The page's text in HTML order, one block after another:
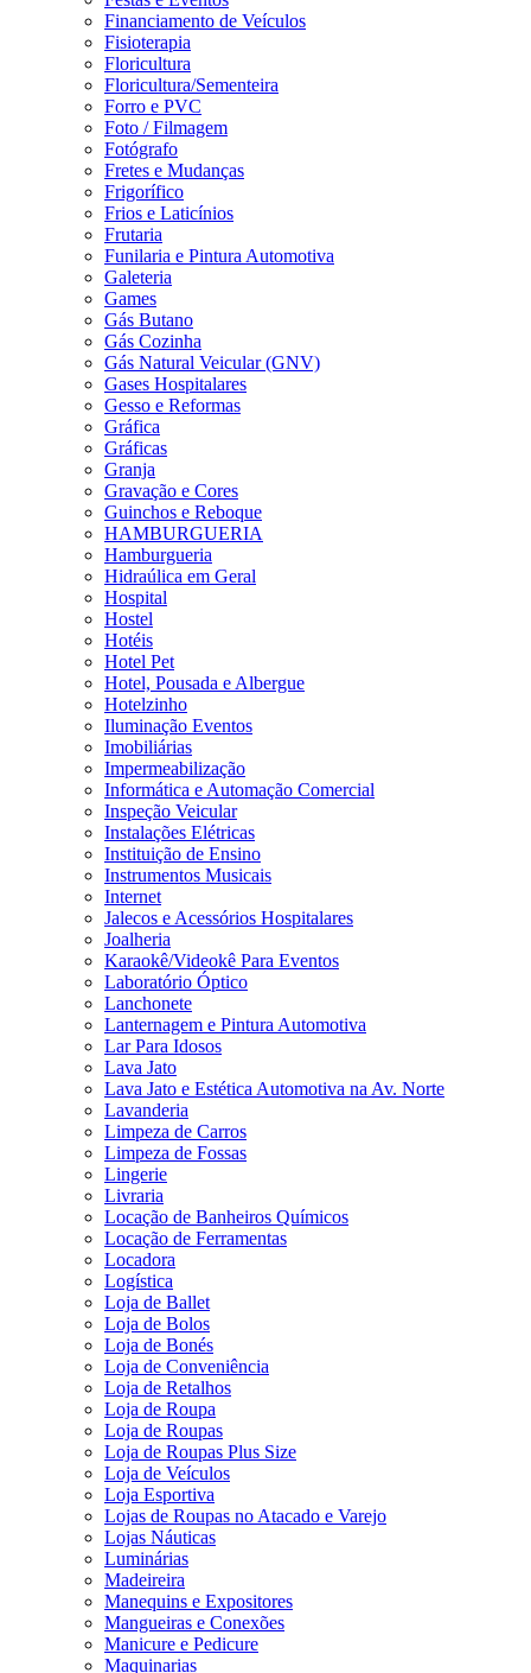
Financiamento de Veículos
Fisioterapia
Floricultura
Floricultura/Sementeira
Forro e PVC
Foto / Filmagem
Fotógrafo
Fretes e Mudanças
Frigorífico
Frios e Laticínios
Frutaria
Funilaria e Pintura Automotiva
Galeteria
Games
Gás Butano
Gás Cozinha
Gás Natural Veicular (GNV)
Gases Hospitalares
Gesso e Reformas
Gráfica
Gráficas
Granja
Gravação e Cores
Guinchos e Reboque
HAMBURGUERIA
Hamburgueria
Hidraúlica em Geral
Hospital
Hostel
Hotéis
Hotel Pet
Hotel, Pousada e Albergue
Hotelzinho
Iluminação Eventos
Imobiliárias
Impermeabilização
Informática e Automação Comercial
Inspeção Veicular
Instalações Elétricas
Instituição de Ensino
Instrumentos Musicais
Internet
Jalecos e Acessórios Hospitalares
Joalheria
Karaokê/Videokê Para Eventos
Laboratório Óptico
Lanchonete
Lanternagem e Pintura Automotiva
Lar Para Idosos
Lava Jato
Lava Jato e Estética Automotiva na Av. Norte
Lavanderia
Limpeza de Carros
Limpeza de Fossas
Lingerie
Livraria
Locação de Banheiros Químicos
Locação de Ferramentas
Locadora
Logística
Loja de Ballet
Loja de Bolos
Loja de Bonés
Loja de Conveniência
Loja de Retalhos
Loja de Roupa
Loja de Roupas
Loja de Roupas Plus Size
Loja de Veículos
Loja Esportiva
Lojas de Roupas no Atacado e Varejo
Lojas Náuticas
Luminárias
Madeireira
Manequins e Expositores
Mangueiras e Conexões
Manicure e Pedicure
Maquinarias